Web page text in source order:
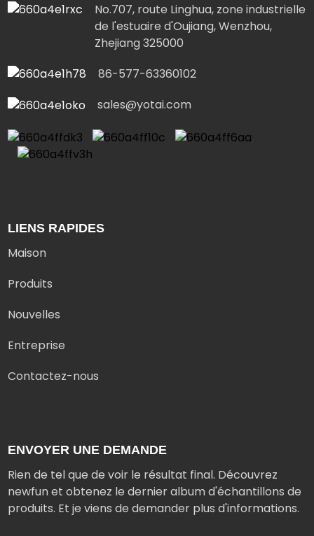
No.707, route Linghua, zone industrielle
de l'estuaire d'Oujiang, Wenzhou,
Zhejiang 325000
86-577-63360102
sales@yotai.com
LIENS RAPIDES
Maison
Produits
Nouvelles
Entreprise
Contactez-nous
ENVOYER UNE DEMANDE
Rien de tel que de voir le résultat final. Découvrez
newfun et obtenez le dernier album d'échantillons de
produits. Et je viens de demander plus d'informations.